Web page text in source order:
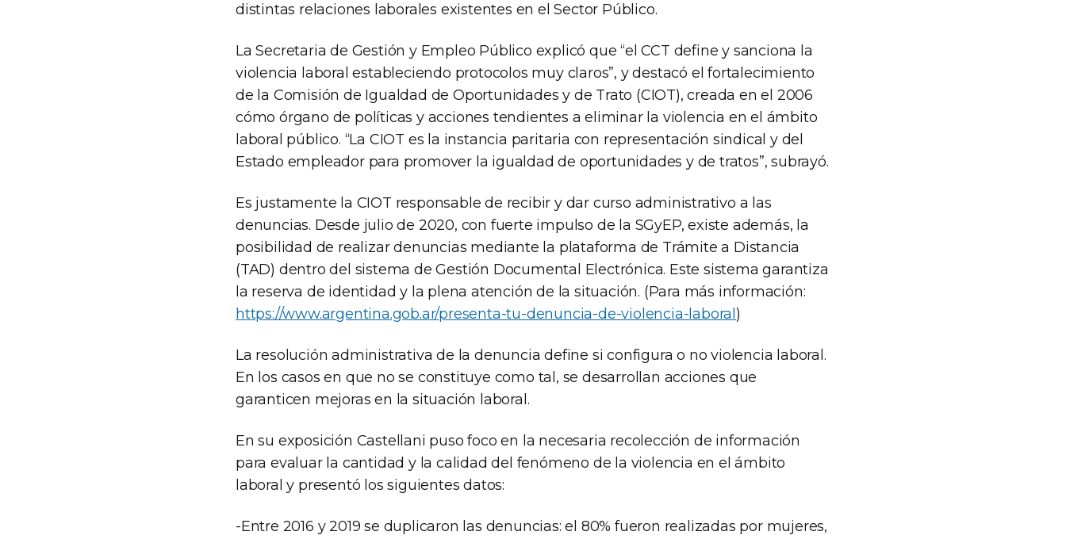
distintas relaciones laborales existentes en el Sector Público.
La Secretaria de Gestión y Empleo Público explicó que “el CCT define y sanciona la
violencia laboral estableciendo protocolos muy claros”, y destacó el fortalecimiento
de la Comisión de Igualdad de Oportunidades y de Trato (CIOT), creada en el 2006
cómo órgano de políticas y acciones tendientes a eliminar la violencia en el ámbito
laboral público. “La CIOT es la instancia paritaria con representación sindical y del
Estado empleador para promover la igualdad de oportunidades y de tratos”, subrayó.
Es justamente la CIOT responsable de recibir y dar curso administrativo a las
denuncias. Desde julio de 2020, con fuerte impulso de la SGyEP, existe además, la
posibilidad de realizar denuncias mediante la plataforma de Trámite a Distancia
(TAD) dentro del sistema de Gestión Documental Electrónica. Este sistema garantiza
la reserva de identidad y la plena atención de la situación. (Para más información:
https://www.argentina.gob.ar/presenta-tu-denuncia-de-violencia-laboral )
La resolución administrativa de la denuncia define si configura o no violencia laboral.
En los casos en que no se constituye como tal, se desarrollan acciones que
garanticen mejoras en la situación laboral.
En su exposición Castellani puso foco en la necesaria recolección de información
para evaluar la cantidad y la calidad del fenómeno de la violencia en el ámbito
laboral y presentó los siguientes datos:
-Entre 2016 y 2019 se duplicaron las denuncias: el 80% fueron realizadas por mujeres,